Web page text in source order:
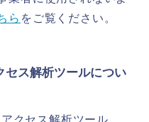
ら をご覧ください。
セス解析ツールについ
クセス解析ツール